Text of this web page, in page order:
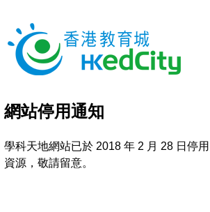
網站停用通知
學科天地網站已於 2018 年 2 月 28 日停
資源，敬請留意。